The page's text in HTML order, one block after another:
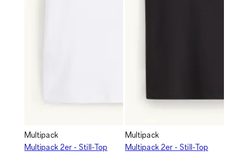
Multipack
Multipack 2er - Still-Top
Multipack
Multipack 2er - Still-Top